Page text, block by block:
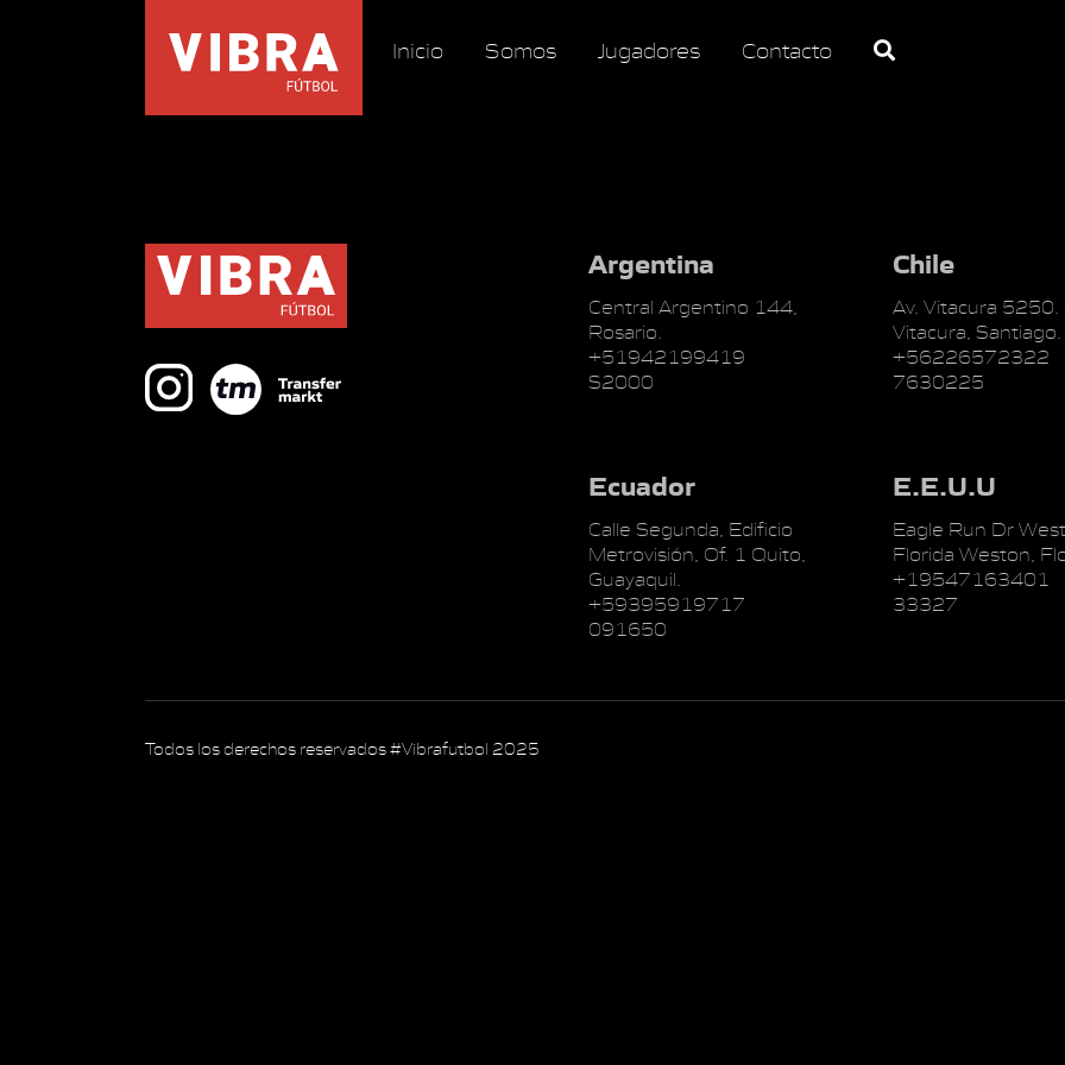
Inicio Somos Jugadores Contacto
Argentina
Central Argentino 144,
Rosario.
+51942199419
S2000
Chile
Av. Vitacura
Vitacura, Santiago.
+56226572322
7630225
Ecuador
Calle Segunda, Edificio
Metrovisión, Of. 1 Quito,
Guayaquil.
+59395919717
091650
E.E.U.U
Eagle Run Dr
Florida Weston,
+19547163401
33327
Todos los derechos reservados #Vibrafutbol 2025